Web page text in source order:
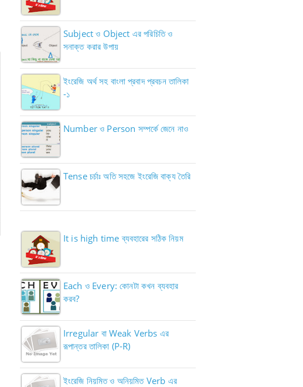
Subject ও Object এর পরিচিতি ও
সনাক্ত করার উপায়
ইংরেজি অর্থ সহ বাংলা প্রবাদ প্রবচন তালিকা
-১
Number ও Person সম্পর্কে জেনে নাও
Tense চর্চাঃ অতি সহজে ইংরেজি বাক্য তৈরি
It is high time ব্যবহারের সঠিক নিয়ম
Each ও Every: কোনটা কখন ব্যবহার
করব?
Irregular বা Weak Verbs এর
রূপান্তর তালিকা (P-R)
ইংরেজি নিয়মিত ও অনিয়মিত Verb এর